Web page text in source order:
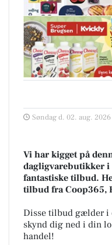
Søndag d. 02. aug.
Vi har kigget på
dagligvarebutikker i
fantastiske tilbud.
tilbud fra Coop365,
Disse tilbud gælder i
skynd dig ned i din
handel!